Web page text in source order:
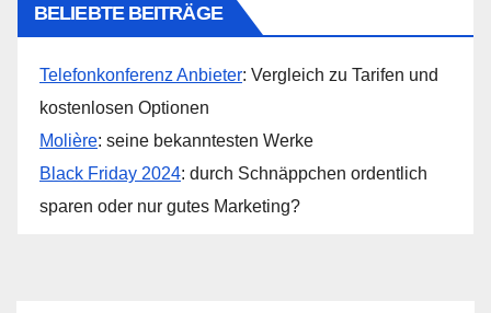
BELIEBTE BEITRÄGE
Telefonkonferenz Anbieter: Vergleich zu Tarifen und
kostenlosen Optionen
Molière: seine bekanntesten Werke
Black Friday 2024: durch Schnäppchen ordentlich
sparen oder nur gutes Marketing?